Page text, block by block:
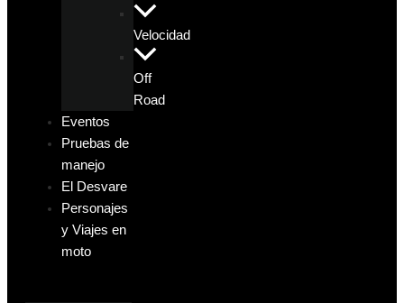
Velocidad
Off
Road
Eventos
Pruebas de
manejo
El Desvare
Personajes
y Viajes en
moto